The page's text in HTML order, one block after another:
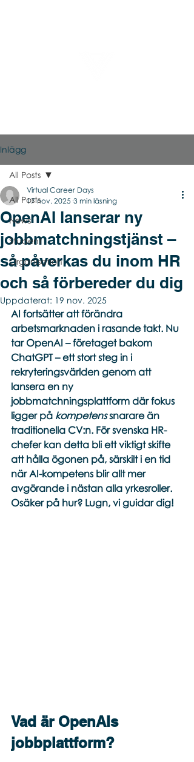
Inlägg
All Posts
News
Student
Organisation
All Posts
OpenAI lanserar ny
jobbmatchningstjänst –
så påverkas du inom HR
och så förbereder du dig
Virtual Career Days
17 nov. 2025 3 min läsning
Uppdaterat: 19 nov. 2025
AI fortsätter att förändra
arbetsmarknaden i rasande takt. Nu
tar OpenAI – företaget bakom
ChatGPT – ett stort steg in i
rekryteringsvärlden genom att
lansera en ny
jobbmatchningsplattform där fokus
ligger på kompetens snarare än
traditionella CV:n. För svenska HR-
chefer kan detta bli ett viktigt skifte
att hålla ögonen på, särskilt i en tid
när AI-kompetens blir allt mer
avgörande i nästan alla yrkesroller.
Osäker på hur? Lugn, vi guidar dig!
Vad är OpenAIs
jobbplattform?